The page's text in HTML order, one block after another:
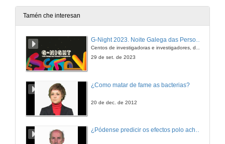
Tamén che interesan
G-Night 2023. Noite Galega das Persoas Investigadoras. Conciencias creativas
29 de set. de 2023
¿Como matar de fame as bacterias?
20 de dec. de 2012
¿Pódense predicir os efectos polo achegamento á Terra dos asteroides?